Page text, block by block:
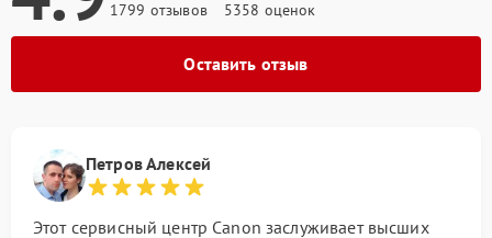
1799 отзывов 5358 оценок
Оставить отзыв
Петров Алексей
Этот сервисный центр Canon заслуживает высших